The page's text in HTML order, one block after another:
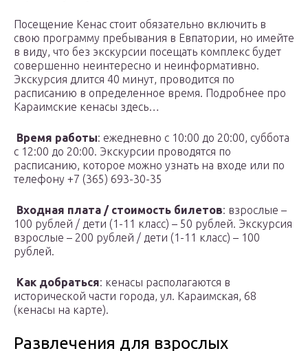
Посещение Кенас стоит обязательно включить в
свою программу пребывания в Евпатории, но имейте
в виду, что без экскурсии посещать комплекс будет
совершенно неинтересно и неинформативно.
Экскурсия длится 40 минут, проводится по
расписанию в определенное время. Подробнее про
Караимские кенасы здесь…
Время работы: ежедневно с 10:00 до 20:00, суббота
с 12:00 до 20:00. Экскурсии проводятся по
расписанию, которое можно узнать на входе или по
телефону +7 (365) 693-30-35
Входная плата / стоимость билетов: взрослые –
100 рублей / дети (1-11 класс) – 50 рублей. Экскурсия
взрослые – 200 рублей / дети (1-11 класс) – 100
рублей.
Как добраться: кенасы располагаются в
исторической части города, ул. Караимская, 68
(кенасы на карте).
Развлечения для взрослых